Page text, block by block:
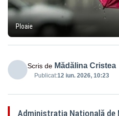
Ploaie
Scris de Mădălina Cristea
Publicat:12 iun. 2026, 10:23
Administrația Națională de